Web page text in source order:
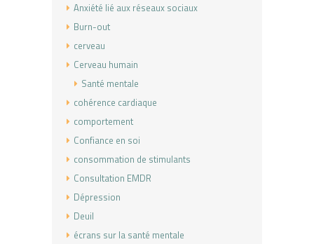
Anxiété lié aux réseaux sociaux
Burn-out
cerveau
Cerveau humain
Santé mentale
cohérence cardiaque
comportement
Confiance en soi
consommation de stimulants
Consultation EMDR
Dépression
Deuil
écrans sur la santé mentale